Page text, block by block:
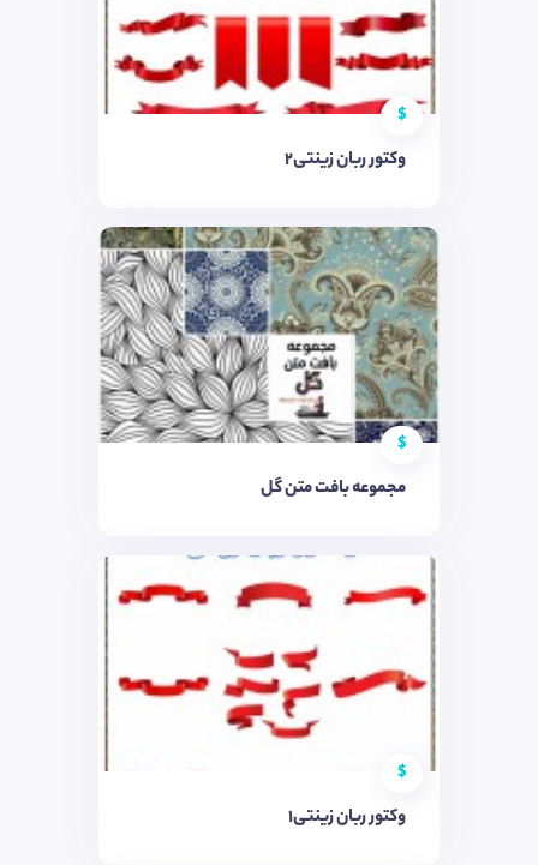
$
وکتور ربان زینتی۲
$
مجموعه بافت متن گل
$
وکتور ربان زینتی۱